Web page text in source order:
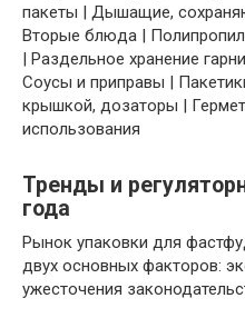
пакеты | Дышащие,
Вторые блюда |
| Раздельное хранение
Соусы и приправы |
крышкой, дозаторы |
использования
Тренды и
года
Рынок упаковки для
двух основных факторов:
ужесточения